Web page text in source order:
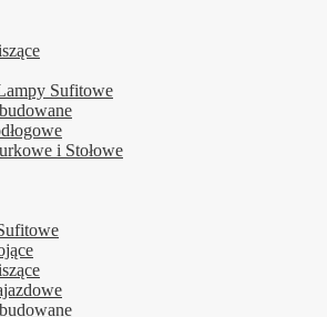
Sufitowe
i Stołowe